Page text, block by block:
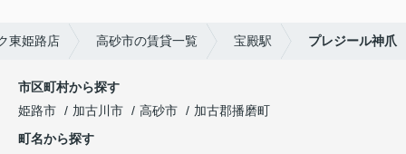
東姫路店 高砂市の賃貸一覧 宝殿駅 プレジール神爪
市区町村から探す
姫路市
加古川市 高砂市
加古郡播磨町
町名から探す